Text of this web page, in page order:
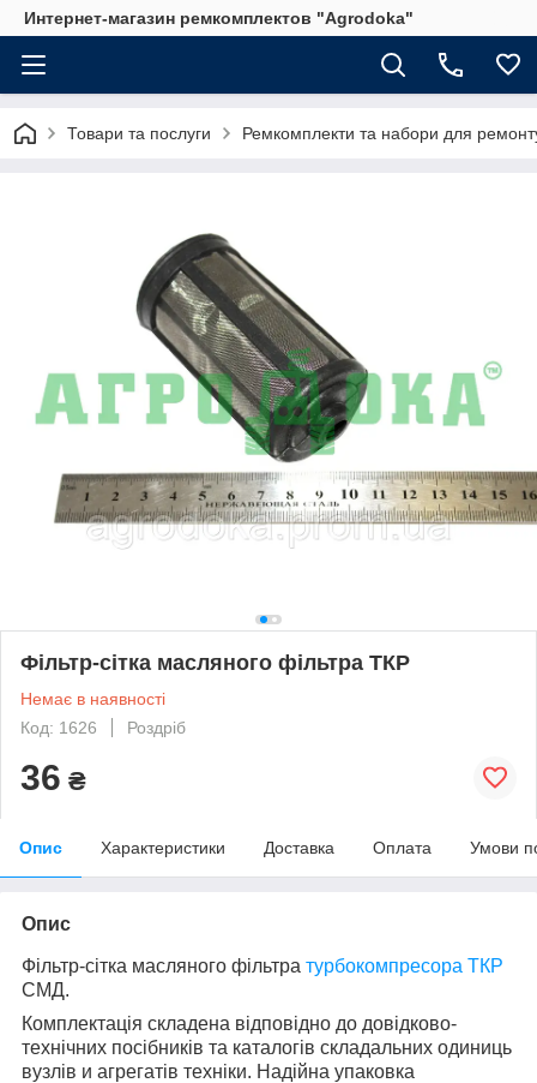
Интернет-магазин ремкомплектов "Agrodoka"
Товари та послуги Ремкомплекти та набори для
Фільтр-сітка масляного фільтра ТКР
Немає в наявності
Код: 1626
Роздріб
36 ₴
Опис Характеристики Доставка Оплата Умови
Опис
Фільтр-сітка масляного фільтра турбокомпресора ТКР
СМД.
Комплектація складена відповідно до довідково-
технічних посібників та каталогів складальних одиниць
вузлів и агрегатів техніки. Надійна упаковка